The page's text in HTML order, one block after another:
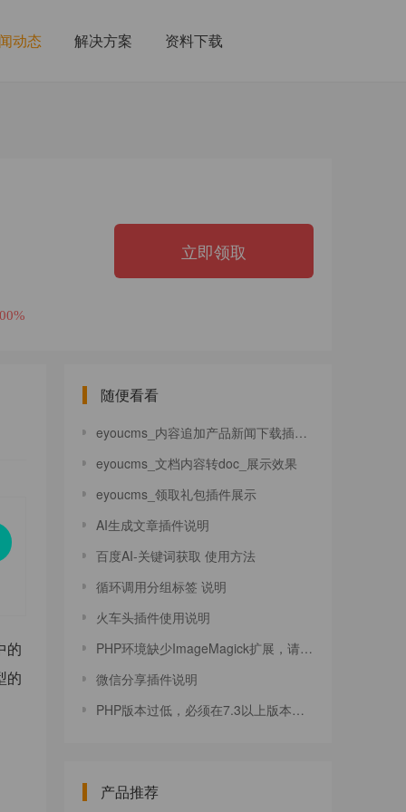
动态 解决方案 资料下载
立即领取
的
的
随便看看
eyoucms_内容追加产品新闻下载插件_展示效果
eyoucms_文档内容转doc_展示效果
eyoucms_领取礼包插件展示
AI生成文章插件说明
百度AI-关键词获取 使用方法
循环调用分组标签 说明
火车头插件使用说明
PHP环境缺少ImageMagick扩展，请安装并启用
微信分享插件说明
PHP版本过低，必须在7.3以上版本才能运行！
产品推荐